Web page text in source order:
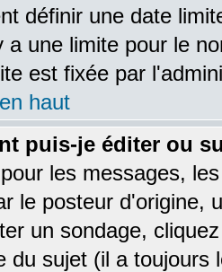
définir une date
a une limite pour le
est fixée par
haut
puis-je éditer ou
les messages,
le posteur d'origine,
un sondage,
du sujet (il a toujours